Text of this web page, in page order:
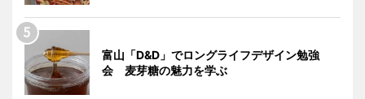
富山「D&D」でロングライフデザイン勉強
会 麦芽糖の魅力を学ぶ